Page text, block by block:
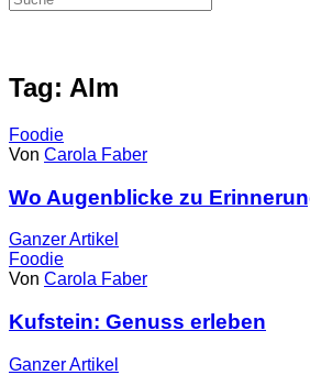
Tag: Alm
Foodie
Von Carola Faber
Wo Augenblicke zu
GanzerArtikel
Foodie
Von Carola Faber
Kufstein: Genuss erleben
GanzerArtikel